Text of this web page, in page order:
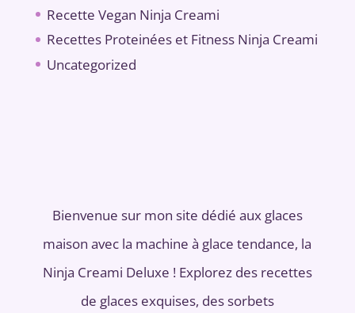
Recette Vegan Ninja Creami
Recettes Proteinées et Fitness Ninja Creami
Uncategorized
Bienvenue sur mon site dédié aux glaces
maison avec la machine à glace tendance, la
Ninja Creami Deluxe ! Explorez des recettes
de glaces exquises, des sorbets